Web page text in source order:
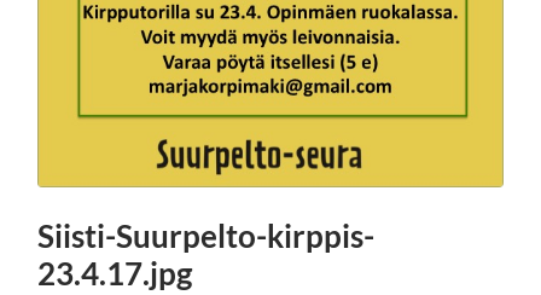
Siisti-Suurpelto-kirppis-
23.4.17.jpg